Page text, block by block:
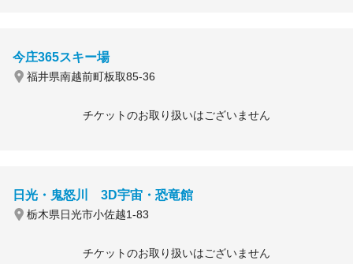
今庄365スキー場
福井県南越前町板取85-36
チケットのお取り扱いはございません
日光・鬼怒川 3D宇宙・恐竜館
栃木県日光市小佐越1-83
チケットのお取り扱いはございません